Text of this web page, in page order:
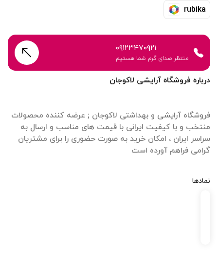
درباره فروشگاه آرایشی لاکوجان
فروشگاه آرایشی و بهداشتی لاکوجان ; عرضه کننده محصولات
منتخب و با کیفیت ایرانی با قیمت های مناسب و ارسال به
سراسر ایران ، امکان خرید به صورت حضوری را برای مشتریان
گرامی فراهم آورده است
نمادها
rubika
۰۹۱۲۳۴۷۰۹۲۱
منتظر صدای گرم شما هستیم